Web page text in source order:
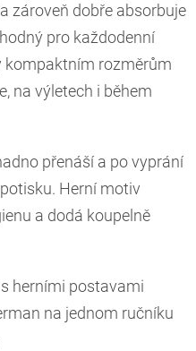
zároveň dobře absorbuje
pro každodenní
kompaktním rozměrům
na výletech i během
přenáší a po vyprání
Herní motiv
a dodá koupelně
herními postavami
na jednom ručníku